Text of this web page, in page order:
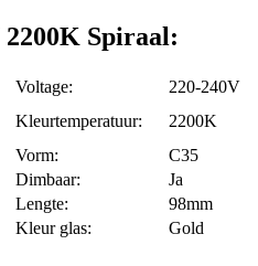
2200K Spiraal:
Voltage:
220-240V
Kleurtemperatuur:
2200K
Vorm:
C35
Dimbaar:
Ja
Lengte:
98mm
Kleur glas:
Gold